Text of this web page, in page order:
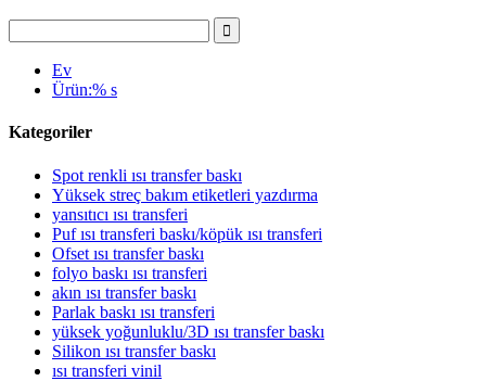
Ev
Ürün:% s
Kategoriler
Spot renkli ısı transfer baskı
Yüksek streç bakım etiketleri yazdırma
yansıtıcı ısı transferi
Puf ısı transferi baskı/köpük ısı transferi
Ofset ısı transfer baskı
folyo baskı ısı transferi
akın ısı transfer baskı
Parlak baskı ısı transferi
yüksek yoğunluklu/3D ısı transfer baskı
Silikon ısı transfer baskı
ısı transferi vinil